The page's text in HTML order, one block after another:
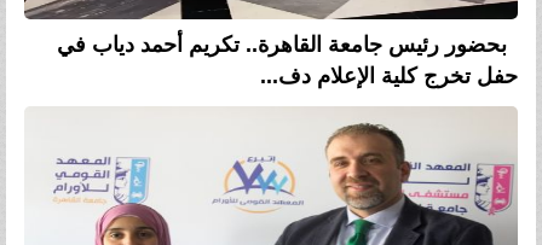
بحضور رئيس جامعة القاهرة.. تكريم أحمد دياب في
حفل تخرج كلية الإعلام دف...